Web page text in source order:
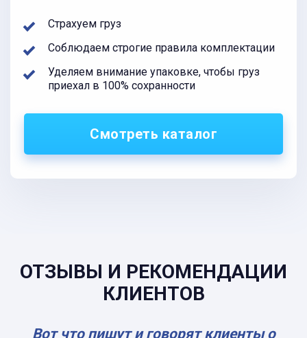
Страхуем груз
Соблюдаем строгие правила комплектации
Уделяем внимание упаковке, чтобы груз
приехал в 100% сохранности
Смотреть каталог
ОТЗЫВЫ И РЕКОМЕНДАЦИИ
КЛИЕНТОВ
Вот что пишут и говорят клиенты о